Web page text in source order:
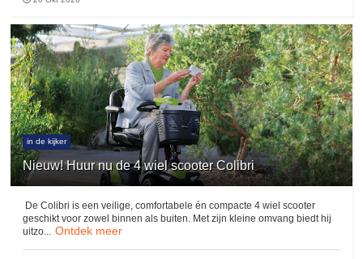
in de kijker
Nieuw! Huur nu de 4 wiel scooter Colibri
De Colibri is een veilige, comfortabele én compacte 4 wiel scooter
geschikt voor zowel binnen als buiten. Met zijn kleine omvang biedt hij
uitzo... Ontdek meer